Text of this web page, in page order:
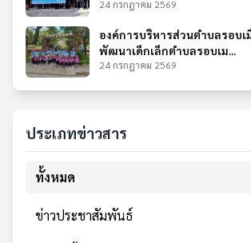
24 กรกฎาคม 2569
องค์การบริหารส่วนตำบลรอบเ
พัฒนาเด็กเล็กตำบลรอบเม...
24 กรกฎาคม 2569
ประเภทข่าวสาร
ทั้งหมด
ข่าวประชาสัมพันธ์